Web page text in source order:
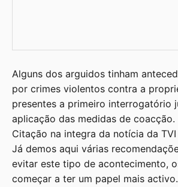
Alguns dos arguidos tinham
por crimes violentos contra a
presentes a primeiro interrogatório
aplicação das medidas de coacção.
Citação na integra da notícia da TVI
Já demos aqui várias
evitar este tipo de acontecimento,
começar a ter um papel mais